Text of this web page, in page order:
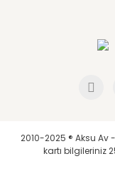
2010-2025 ® Aksu Av
kartı bilgileriniz